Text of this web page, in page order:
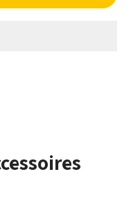
is gemakkelijk te